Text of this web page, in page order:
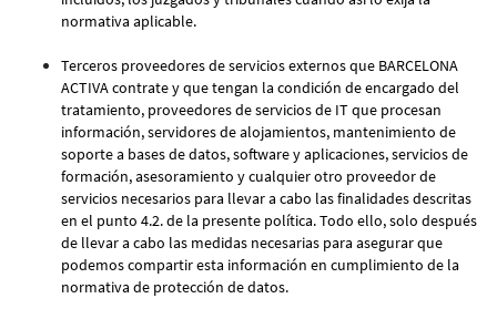
normativa aplicable.
Terceros proveedores de servicios externos que BARCELONA
ACTIVA contrate y que tengan la condición de encargado del
tratamiento, proveedores de servicios de IT que procesan
información, servidores de alojamientos, mantenimiento de
soporte a bases de datos, software y aplicaciones, servicios de
formación, asesoramiento y cualquier otro proveedor de
servicios necesarios para llevar a cabo las finalidades descritas
en el punto 4.2. de la presente política. Todo ello, solo después
de llevar a cabo las medidas necesarias para asegurar que
podemos compartir esta información en cumplimiento de la
normativa de protección de datos.